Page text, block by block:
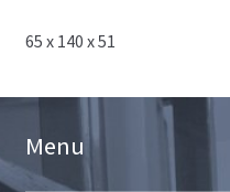
65 x 140 x 51
Menu